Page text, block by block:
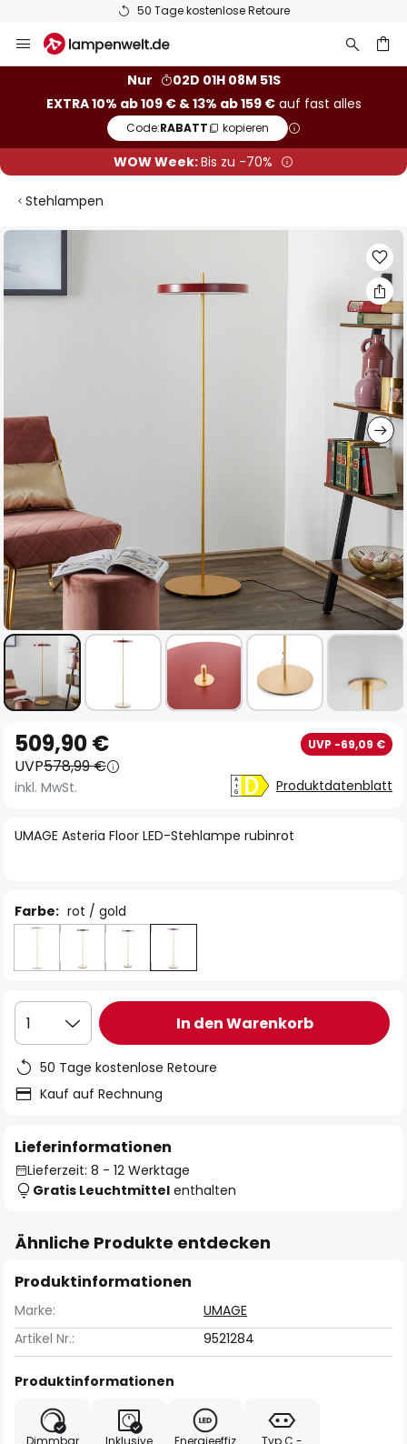
50 Tage kostenlose Retoure
Inhalt
Nur
02D 01H 08M 50S
EXTRA 10% ab 109 € & 13% ab 159 €auf fast alles
Code:RABATT kopieren
WOW Week:Bis zu -70%
Stehlampen
Zum
Ende
der
Anfang
der
Bildgalerie
UMAGE Asteria Floor LED-Stehlampe rubinrot
509,90 € UVP -69,09 €
UVP578,99 €
inkl. MwSt. Produktdatenblatt
Farbe: rot / gold
1 In den Warenkorb
50 Tage kostenlose Retoure
Kauf auf Rechnung
Lieferinformationen
Lieferzeit: 8 - 12 Werktage
Gratis Leuchtmittel enthalten
Ähnliche Produkte entdecken
Produktinformationen
Marke:
UMAGE
Artikel Nr.:
9521284
Produktinformationen
Dimmbar
Inklusive
Energieeffiz
Typ C -